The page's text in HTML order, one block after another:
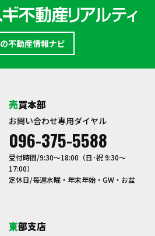
不動産情報ナビ
売買本部
お問い合わせ専用ダイヤル
096-375-5588
受付時間/9:30〜18:00（日･祝 9:30～
17:00）
定休日/毎週水曜・年末年始・GW・お盆
東部支店